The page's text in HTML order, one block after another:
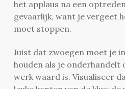
het applaus na een
gevaarlijk, want je vergeet
moet stoppen.
Juist dat zwoegen moet je
houden als je onderhandelt
werk waard is. Visualiseer